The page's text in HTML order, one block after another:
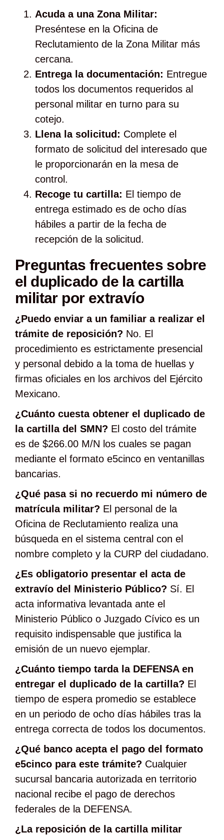
Acuda a una Zona Militar:
Preséntese en la Oficina de
Reclutamiento de la Zona Militar más
cercana.
Entrega la documentación: Entregue
todos los documentos requeridos al
personal militar en turno para su
cotejo.
Llena la solicitud: Complete el
formato de solicitud del interesado que
le proporcionarán en la mesa de
control.
Recoge tu cartilla: El tiempo de
entrega estimado es de ocho días
hábiles a partir de la fecha de
recepción de la solicitud.
Preguntas frecuentes sobre
el duplicado de la cartilla
militar por extravío
¿Puedo enviar a un familiar a realizar el
trámite de reposición? No. El
procedimiento es estrictamente presencial
y personal debido a la toma de huellas y
firmas oficiales en los archivos del Ejército
Mexicano.
¿Cuánto cuesta obtener el duplicado de
la cartilla del SMN? El costo del trámite
es de $266.00 M/N los cuales se pagan
mediante el formato e5cinco en ventanillas
bancarias.
¿Qué pasa si no recuerdo mi número de
matrícula militar? El personal de la
Oficina de Reclutamiento realiza una
búsqueda en el sistema central con el
nombre completo y la CURP del ciudadano.
¿Es obligatorio presentar el acta de
extravío del Ministerio Público? Sí. El
acta informativa levantada ante el
Ministerio Público o Juzgado Cívico es un
requisito indispensable que justifica la
emisión de un nuevo ejemplar.
¿Cuánto tiempo tarda la DEFENSA en
entregar el duplicado de la cartilla? El
tiempo de espera promedio se establece
en un periodo de ocho días hábiles tras la
entrega correcta de todos los documentos.
¿Qué banco acepta el pago del formato
e5cinco para este trámite? Cualquier
sucursal bancaria autorizada en territorio
nacional recibe el pago de derechos
federales de la DEFENSA.
¿La reposición de la cartilla militar